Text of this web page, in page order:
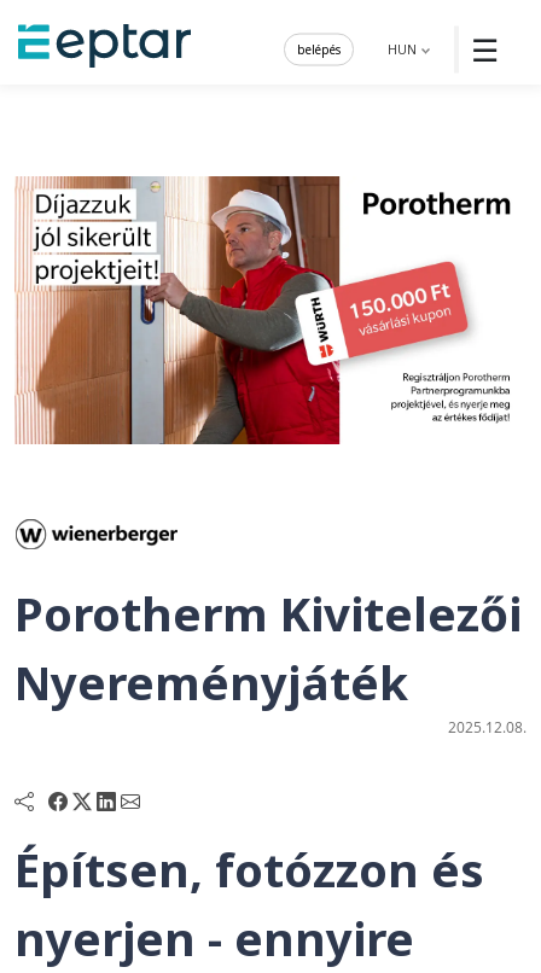
☰
HUN
belépés
Porotherm Kivitelezői
Nyereményjáték
2025.12.08.
Építsen, fotózzon és
nyerjen - ennyire